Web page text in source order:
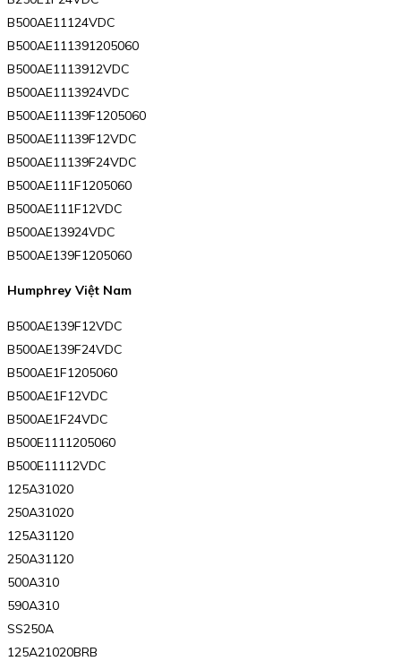
B500AE11124VDC
B500AE111391205060
B500AE1113912VDC
B500AE1113924VDC
B500AE11139F1205060
B500AE11139F12VDC
B500AE11139F24VDC
B500AE111F1205060
B500AE111F12VDC
B500AE13924VDC
B500AE139F1205060
Humphrey Việt Nam
B500AE139F12VDC
B500AE139F24VDC
B500AE1F1205060
B500AE1F12VDC
B500AE1F24VDC
B500E1111205060
B500E11112VDC
125A31020
250A31020
125A31120
250A31120
500A310
590A310
SS250A
125A21020BRB